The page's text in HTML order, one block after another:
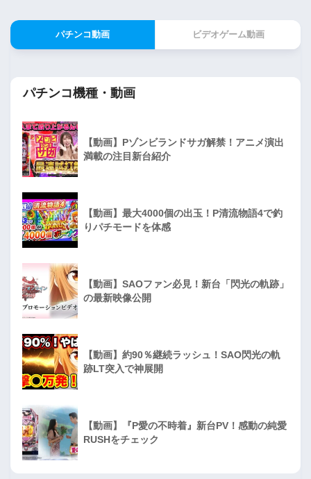
パチンコ動画 ビデオゲーム動画
パチンコ機種・動画
【動画】Pゾンビランドサガ解禁！アニメ演出
満載の注目新台紹介
【動画】最大4000個の出玉！P清流物語4で釣
りパチモードを体感
【動画】SAOファン必見！新台「閃光の軌跡」
の最新映像公開
【動画】約90％継続ラッシュ！SAO閃光の軌
跡LT突入で神展開
【動画】『P愛の不時着』新台PV！感動の純愛
RUSHをチェック